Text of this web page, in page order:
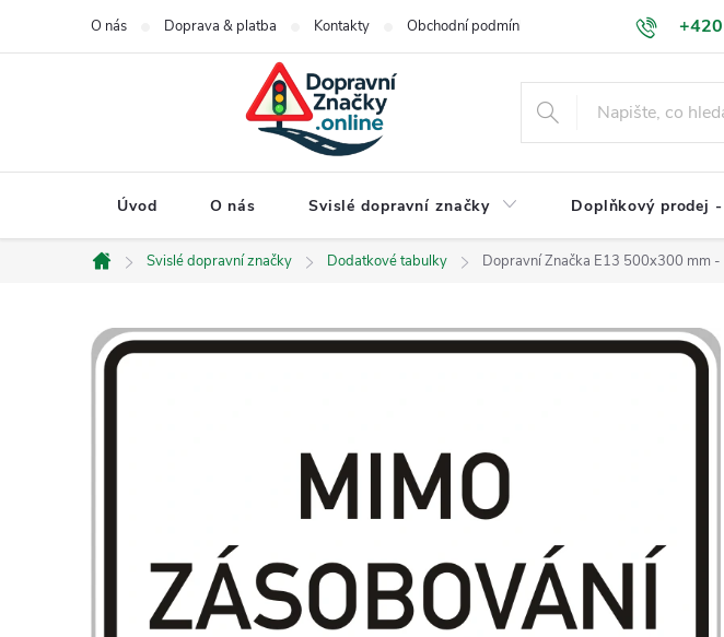
O nás Doprava & platba Kontakty Obchodní podmínky Podmínky ochrany
Úvod O nás Svislé dopravní značky Doplňkový prodej
Domů
Svislé dopravní značky Dodatkové tabulky Dopravní Značka E13 500x300 mm